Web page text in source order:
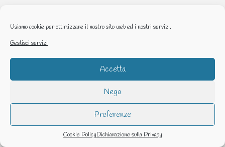
Usiamo cookie per ottimizzare il nostro sito web ed i nostri servizi.
Gestisci servizi
Accetta
Nega
Preferenze
Cookie PolicyDichiarazione sulla Privacy